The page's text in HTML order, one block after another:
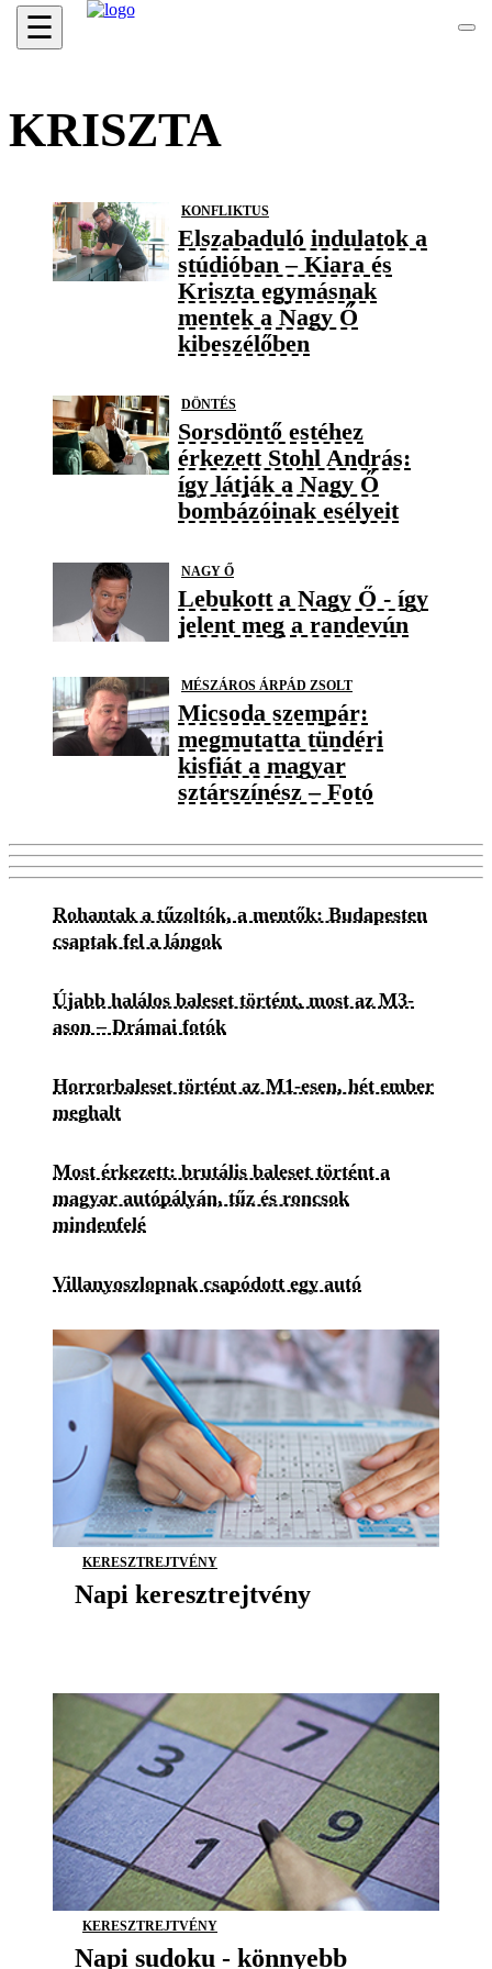
☰
KRISZTA
KONFLIKTUS
Elszabaduló indulatok a
stúdióban – Kiara és
Kriszta egymásnak
mentek a Nagy Ő
kibeszélőben
DÖNTÉS
Sorsdöntő estéhez
érkezett Stohl András:
így látják a Nagy Ő
bombázóinak esélyeit
NAGY Ő
Lebukott a Nagy Ő - így
jelent meg a randevún
MÉSZÁROS ÁRPÁD ZSOLT
Micsoda szempár:
megmutatta tündéri
kisfiát a magyar
sztárszínész – Fotó
Rohantak a tűzoltók, a mentők: Budapesten
csaptak fel a lángok
Újabb halálos baleset történt, most az M3-
ason – Drámai fotók
Horrorbaleset történt az M1-esen, hét ember
meghalt
Most érkezett: brutális baleset történt a
magyar autópályán, tűz és roncsok
mindenfelé
Villanyoszlopnak csapódott egy autó
KERESZTREJTVÉNY
Napi keresztrejtvény
KERESZTREJTVÉNY
Napi sudoku - könnyebb